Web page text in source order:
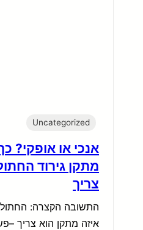
Uncategorized
אנכי או אופקי?
מתקן גירוד
צריך
התשובה הקצרה:
איזה מתקן הוא צריך